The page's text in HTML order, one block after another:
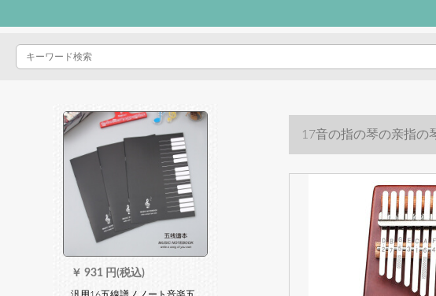
￥ 931 円(税込)
17音の指の琴の亲指の